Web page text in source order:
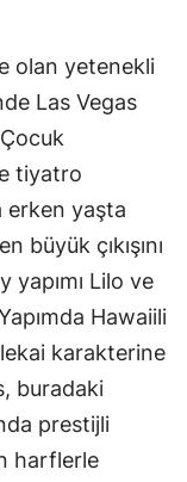
olan yetenekli
Las Vegas
tiyatro
erken yaşta
büyük çıkışını
yapımı Lilo ve
Hawaiili
karakterine
buradaki
prestijli
harflerle